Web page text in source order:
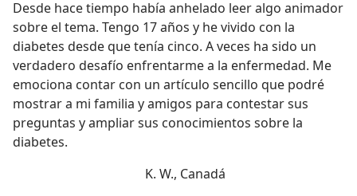
Desde hace tiempo había anhelado leer algo animador
sobre el tema. Tengo 17 años y he vivido con la
diabetes desde que tenía cinco. A veces ha sido un
verdadero desafío enfrentarme a la enfermedad. Me
emociona contar con un artículo sencillo que podré
mostrar a mi familia y amigos para contestar sus
preguntas y ampliar sus conocimientos sobre la
diabetes.
K. W., Canadá